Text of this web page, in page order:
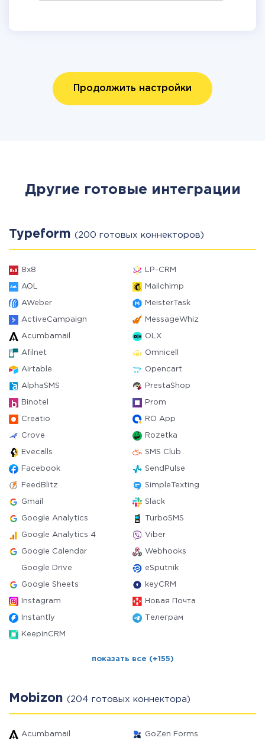
Продолжить настройки
Другие готовые интеграции
Typeform (200 готовых коннекторов)
8x8 LP-CRM
AOL Mailchimp
AWeber MeisterTask
ActiveCampaign MessageWhiz
Acumbamail OLX
Afilnet Omnicell
Airtable Opencart
AlphaSMS PrestaShop
Binotel Prom
Creatio RO App
Crove Rozetka
Evecalls SMS Club
Facebook SendPulse
FeedBlitz SimpleTexting
Gmail Slack
Google Analytics TurboSMS
Google Analytics 4 Viber
Google Calendar Webhooks
Google Drive eSputnik
Google Sheets keyCRM
Instagram Новая Почта
Instantly Телеграм
KeepinCRM
показать все (+155)
Mobizon (204 готовых коннектора)
Acumbamail GoZen Forms